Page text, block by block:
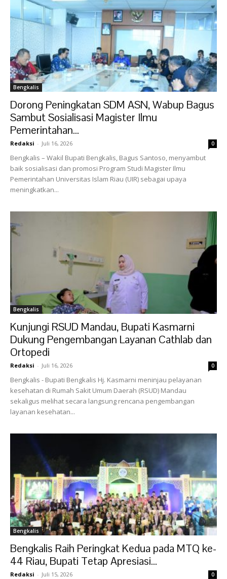
Bengkalis
Dorong Peningkatan SDM ASN, Wabup Bagus
Sambut Sosialisasi Magister Ilmu
Pemerintahan...
Redaksi - Juli 16, 2026 0
Bengkalis – Wakil Bupati Bengkalis, Bagus Santoso, menyambut
baik sosialisasi dan promosi Program Studi Magister Ilmu
Pemerintahan Universitas Islam Riau (UIR) sebagai upaya
meningkatkan...
Bengkalis
Kunjungi RSUD Mandau, Bupati Kasmarni
Dukung Pengembangan Layanan Cathlab dan
Ortopedi
Redaksi - Juli 16, 2026 0
Bengkalis - Bupati Bengkalis Hj. Kasmarni meninjau pelayanan
kesehatan di Rumah Sakit Umum Daerah (RSUD) Mandau
sekaligus melihat secara langsung rencana pengembangan
layanan kesehatan...
Bengkalis
Bengkalis Raih Peringkat Kedua pada MTQ ke-
44 Riau, Bupati Tetap Apresiasi...
Redaksi - Juli 15, 2026 0